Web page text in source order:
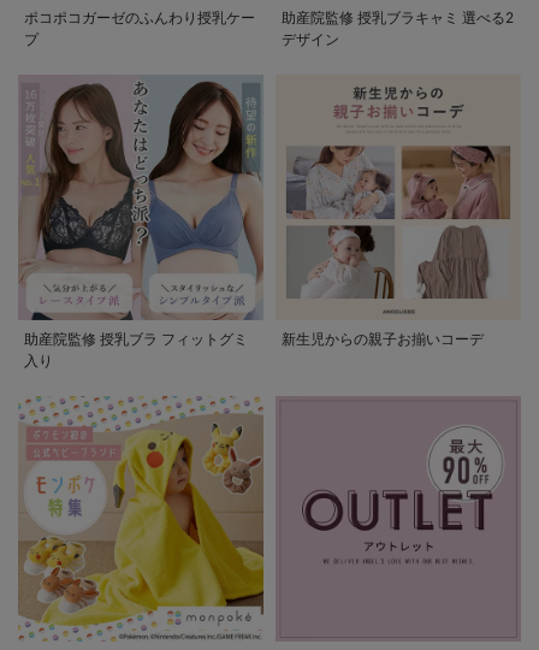
ポコポコガーゼのふんわり授乳ケー
プ
助産院監修 授乳ブラキャミ 選べる2
デザイン
助産院監修 授乳ブラ フィットグミ
入り
新生児からの親子お揃いコーデ